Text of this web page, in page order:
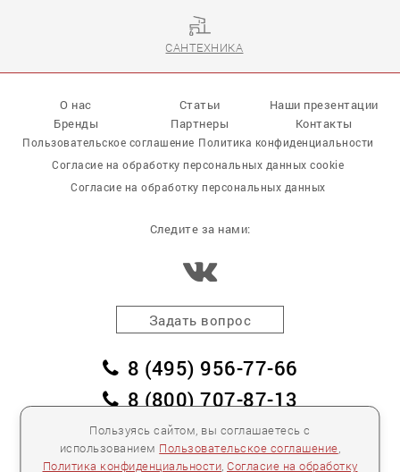
Пользуясь сайтом, вы соглашаетесь с
использованием Пользовательское соглашение
Политика конфиденциальности Согласие на обработку
САНТЕХНИКА
О нас Статьи
Наши презентации
Бренды
Партнеры Контакты
Пользовательское соглашение Политика конфиденциальности
Согласие на обработку персональных данных cookie
Согласие на обработку персональных данных
Следите за нами:
Задать вопрос
8 (495) 956-77-66
8 (800) 707-87-13
заказать обратный звонок
пл. Победы, дом 2, корпус 2